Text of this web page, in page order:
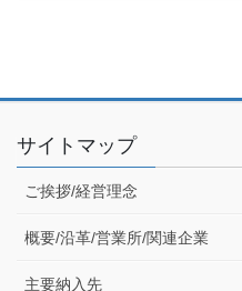
サイトマップ
ご挨拶/経営理念
概要/沿革/営業所/関連企業
主要納入先